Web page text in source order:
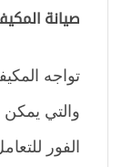
صيانة
تواجه
والتي
الفور